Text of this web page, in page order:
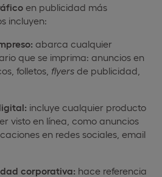
en publicidad más
incluyen:
abarca cualquier
que se imprima: anuncios en
folletos, flyers de publicidad,
incluye cualquier producto
visto en línea, como anuncios
en redes sociales, email
corporativa: hace referencia